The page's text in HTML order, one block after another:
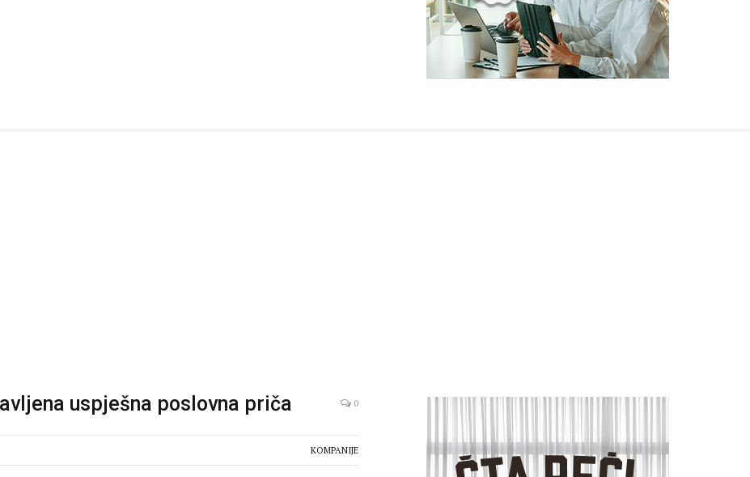
uspješna poslovna priča 0
KOMPANIJE